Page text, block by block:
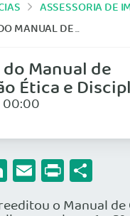
ASSESSORIA DE
ÉTICA E DISCIPLINAR.
Manual de
Ética e
00:00
LinkedIn
Email
Print
o Manual